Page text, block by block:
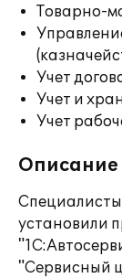
Товарно-
Учет
Учет и
Учет
Описание
Специалисты
установили
"Сервисный